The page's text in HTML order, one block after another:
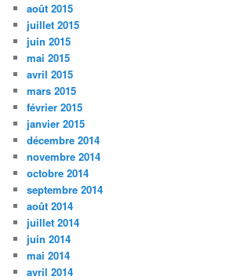
août 2015
juillet 2015
juin 2015
mai 2015
avril 2015
mars 2015
février 2015
janvier 2015
décembre 2014
novembre 2014
octobre 2014
septembre 2014
août 2014
juillet 2014
juin 2014
mai 2014
avril 2014